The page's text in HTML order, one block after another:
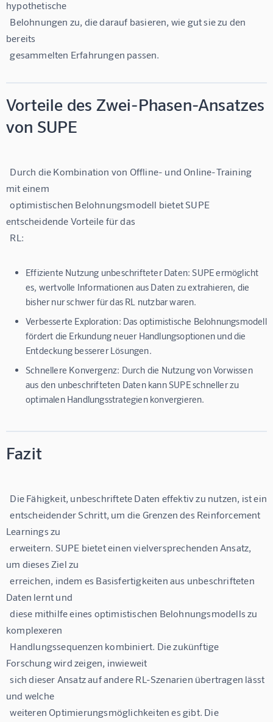
hypothetische
bereits
Vorteile des Zwei-Phasen-Ansatzes
von SUPE
mit einem
  optimistischen Belohnungsmodell bietet SUPE
entscheidende Vorteile für das
Effiziente Nutzung unbeschrifteter Daten: SUPE ermöglicht
es, wertvolle Informationen aus Daten zu extrahieren, die
bisher nur schwer für das RL nutzbar waren.
Verbesserte Exploration: Das optimistische Belohnungsmodell
fördert die Erkundung neuer Handlungsoptionen und die
Entdeckung besserer Lösungen.
Schnellere Konvergenz: Durch die Nutzung von Vorwissen
aus den unbeschrifteten Daten kann SUPE schneller zu
optimalen Handlungsstrategien konvergieren.
Fazit
  entscheidender Schritt, um die Grenzen des Reinforcement
Learnings zu
  erweitern. SUPE bietet einen vielversprechenden Ansatz,
um dieses Ziel zu
  erreichen, indem es Basisfertigkeiten aus unbeschrifteten
Daten lernt und
  diese mithilfe eines optimistischen Belohnungsmodells zu
komplexeren
Forschung wird zeigen, inwieweit
  sich dieser Ansatz auf andere RL-Szenarien übertragen lässt
und welche
  weiteren Optimierungsmöglichkeiten es gibt. Die